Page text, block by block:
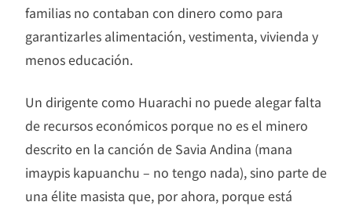
familias no contaban con dinero como para
garantizarles alimentación, vestimenta, vivienda y
menos educación.
Un dirigente como Huarachi no puede alegar falta
de recursos económicos porque no es el minero
descrito en la canción de Savia Andina (mana
imaypis kapuanchu – no tengo nada), sino parte de
una élite masista que, por ahora, porque está